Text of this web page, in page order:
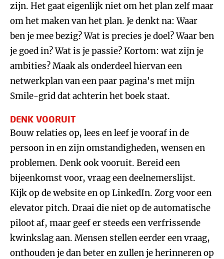
zijn. Het gaat eigenlijk niet om het plan zelf maar
om het maken van het plan. Je denkt na: Waar
ben je mee bezig? Wat is precies je doel? Waar ben
je goed in? Wat is je passie? Kortom: wat zijn je
ambities? Maak als onderdeel hiervan een
netwerkplan van een paar pagina's met mijn
Smile-grid dat achterin het boek staat.
DENK VOORUIT
Bouw relaties op, lees en leef je vooraf in de
persoon in en zijn omstandigheden, wensen en
problemen. Denk ook vooruit. Bereid een
bijeenkomst voor, vraag een deelnemerslijst.
Kijk op de website en op LinkedIn. Zorg voor een
elevator pitch. Draai die niet op de automatische
piloot af, maar geef er steeds een verfrissende
kwinkslag aan. Mensen stellen eerder een vraag,
onthouden je dan beter en zullen je herinneren op